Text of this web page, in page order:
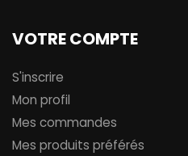
VOTRE COMPTE
S'inscrire
Mon profil
Mes commandes
Mes produits préférés